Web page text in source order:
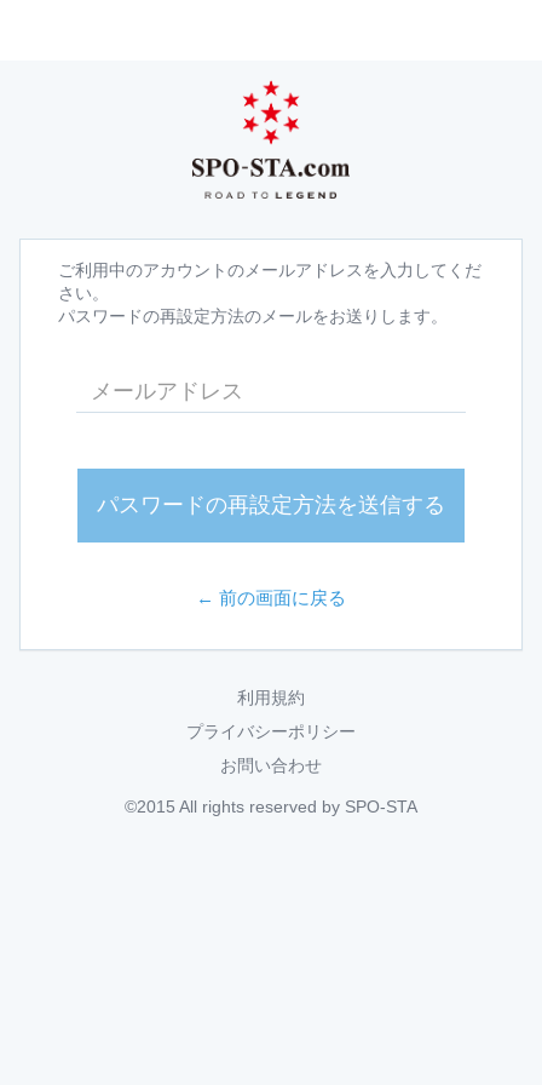
ご利用中のアカウントのメールアドレスを入力してくだ
さい。
パスワードの再設定方法のメールをお送りします。
パスワードの再設定方法を送信する
← 前の画面に戻る
利用規約
プライバシーポリシー
お問い合わせ
©2015 All rights reserved by SPO-STA